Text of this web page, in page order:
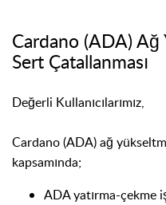
Cardano (ADA)
Sert Çatallanması
Değerli Kullanıcılarımız,
Cardano(ADA)ağ
kapsamında;
ADA yatırma-çekme